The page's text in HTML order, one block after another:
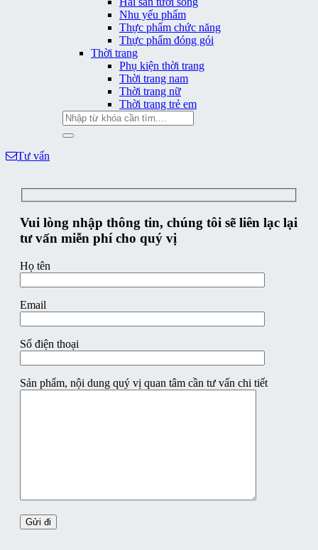
Nhu yếu phẩm
Thực phẩm chức năng
Thực phẩm đóng gói
Thời trang
Phụ kiện thời trang
Thời trang nam
Thời trang nữ
Thời trang trẻ em
Tìm
kiếm:
Tư vấn
Vui lòng nhập thông tin, chúng tôi sẽ liên lạc lại
tư vấn miễn phí cho quý vị
Họ tên
Email
Số điện thoại
Sản phẩm, nội dung quý vị quan tâm cần tư vấn chi tiết